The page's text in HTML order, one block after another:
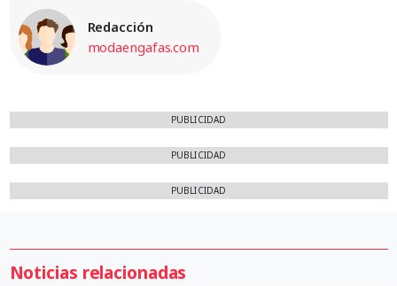
Redacción
modaengafas.com
PUBLICIDAD
PUBLICIDAD
PUBLICIDAD
Noticias relacionadas